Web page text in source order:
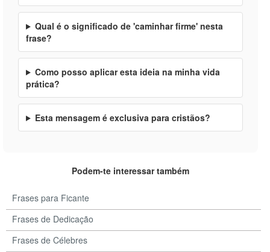
Qual é o significado de 'caminhar firme' nesta
frase?
Como posso aplicar esta ideia na minha vida
prática?
Esta mensagem é exclusiva para cristãos?
Podem-te interessar também
Frases para Ficante
Frases de Dedicação
Frases de Célebres